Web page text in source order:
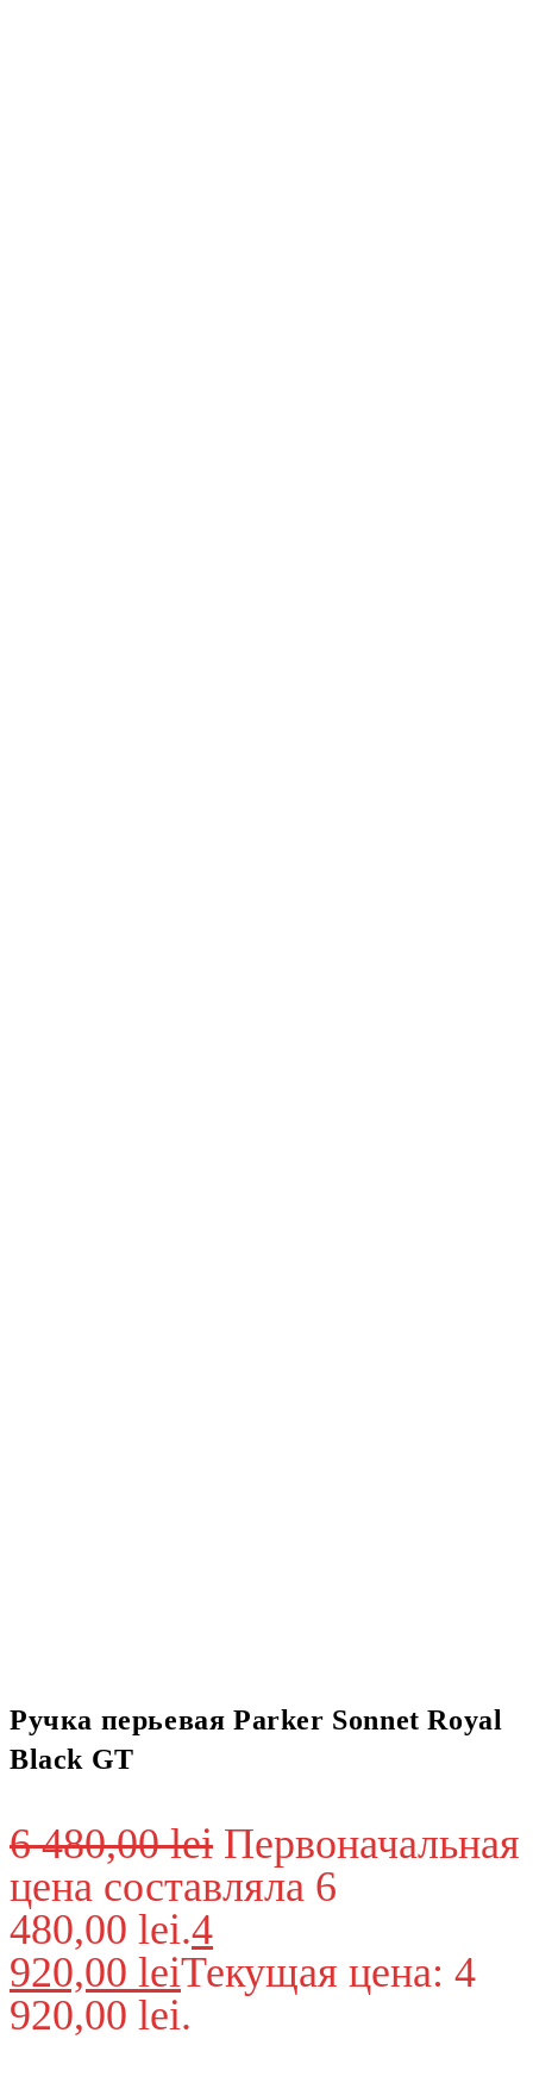
Ручка перьевая Parker Sonnet Royal
Black GT
6 480,00lei Первоначальная
цена составляла 6
480,00 lei.4
920,00 leiТекущая цена: 4
920,00 lei.